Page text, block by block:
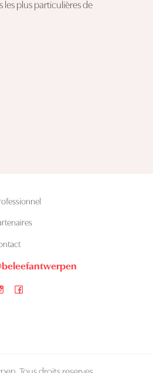
plus particulières de